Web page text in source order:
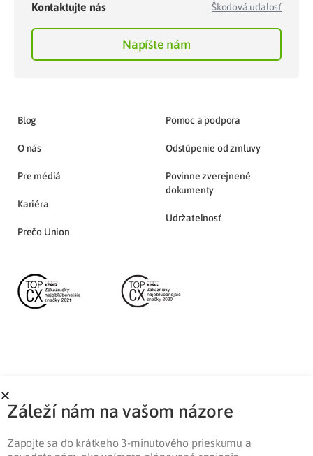
Kontaktujte nás Škodová udalosť
Napíšte nám
Blog
O nás
Pre médiá
Kariéra
Prečo Union
Pomoc a podpora
Odstúpenie od zmluvy
Povinne zverejnené
dokumenty
Udržateľnosť
Partnerská zóna Ochrana osobných údajov
Záleží nám na vašom názore
Zapojte sa do krátkeho 3-minutového prieskumu a